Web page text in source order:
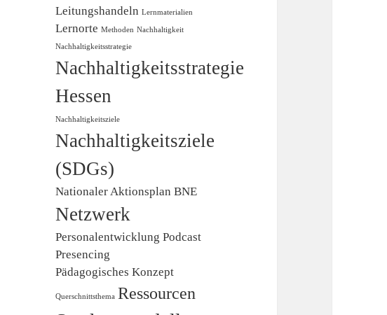
Leitungshandeln Lernmaterialien
Lernorte Methoden Nachhaltigkeit
Nachhaltigkeitsstrategie
Nachhaltigkeitsstrategie
Hessen
Nachhaltigkeitsziele
Nachhaltigkeitsziele
(SDGs)
Nationaler Aktionsplan BNE
Netzwerk
Personalentwicklung Podcast
Presencing
Pädagogisches Konzept
Querschnittsthema Ressourcen